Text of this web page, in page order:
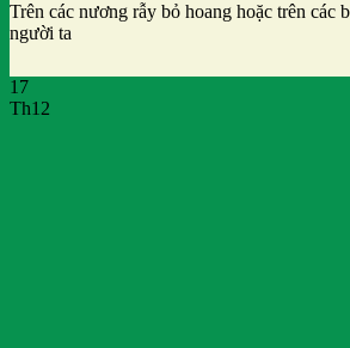
Trên các nương rẫy bỏ hoang hoặc trên các
người ta
17
Th12